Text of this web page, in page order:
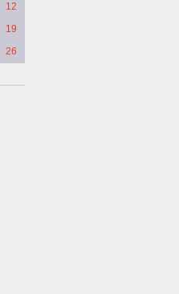
12
19
26